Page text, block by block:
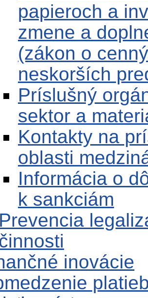
papieroch a
zmene a
(zákon o
neskorších
Príslušný
sektor a
Kontakty na
oblasti
Informácia o
k sankciám
Prevencia
inovácie